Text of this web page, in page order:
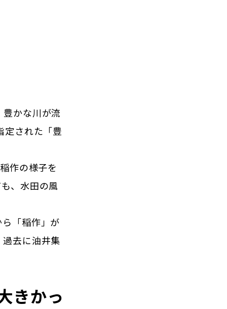
かな川が流
定された「豊
作の様子を
、水田の風
「稲作」が
去に油井集
きかっ